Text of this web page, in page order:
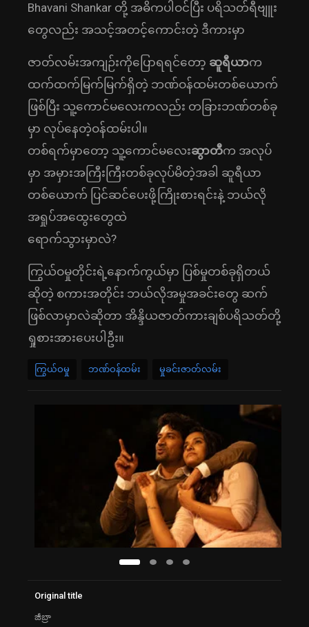
Bhavani Shankar တို့ အဓိကပါဝင်ပြီး ပရိသတ်ရီဗျူး
တွေလည်း အသင့်အတင့်ကောင်းတဲ့ ဒီကားမှာ
ဇာတ်လမ်းအကျဉ်းကိုပြောရရင်တော့ ဆူရီယာက
ထက်ထက်မြက်မြက်ရှိတဲ့ ဘဏ်ဝန်ထမ်းတစ်ယောက်
ဖြစ်ပြီး သူ့ကောင်မလေးကလည်း တခြားဘဏ်တစ်ခု
မှာ လုပ်နေတဲ့ဝန်ထမ်းပါ။
တစ်ရက်မှာတော့ သူ့ကောင်မလေးဆွာတီက အလုပ်
မှာ အမှားအကြီးကြီးတစ်ခုလုပ်မိတဲ့အခါ ဆူရီယာ
တစ်ယောက် ပြင်ဆင်ပေးဖို့ကြိုးစားရင်းနဲ့ ဘယ်လို
အရှုပ်အထွေးတွေထဲ
ရောက်သွားမှာလဲ?
ကြွယ်ဝမှုတိုင်းရဲ့နောက်ကွယ်မှာ ပြစ်မှုတစ်ခုရှိတယ်
ဆိုတဲ့ စကားအတိုင်း ဘယ်လိုအမှုအခင်းတွေ ဆက်
ဖြစ်လာမှာလဲဆိုတာ အိန္ဒိယဇာတ်ကားချစ်ပရိသတ်တို့
ရှုစားအားပေးပါဦး။
ကြွယ်ဝမှု ဘဏ်ဝန်ထမ်း မှုခင်းဇာတ်လမ်း
Original title
జీబ్రా